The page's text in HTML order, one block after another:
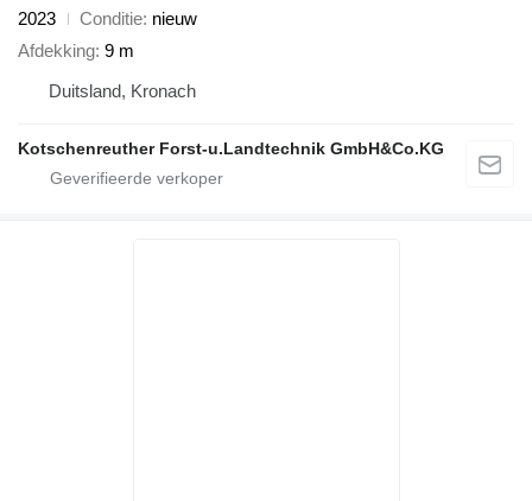
2023
Conditie nieuw
Afdekking 9 m
Duitsland, Kronach
Kotschenreuther Forst-u.Landtechnik GmbH&Co.KG